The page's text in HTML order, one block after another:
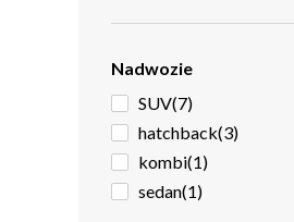
Nadwozie
SUV(7)
hatchback(3)
kombi(1)
sedan(1)